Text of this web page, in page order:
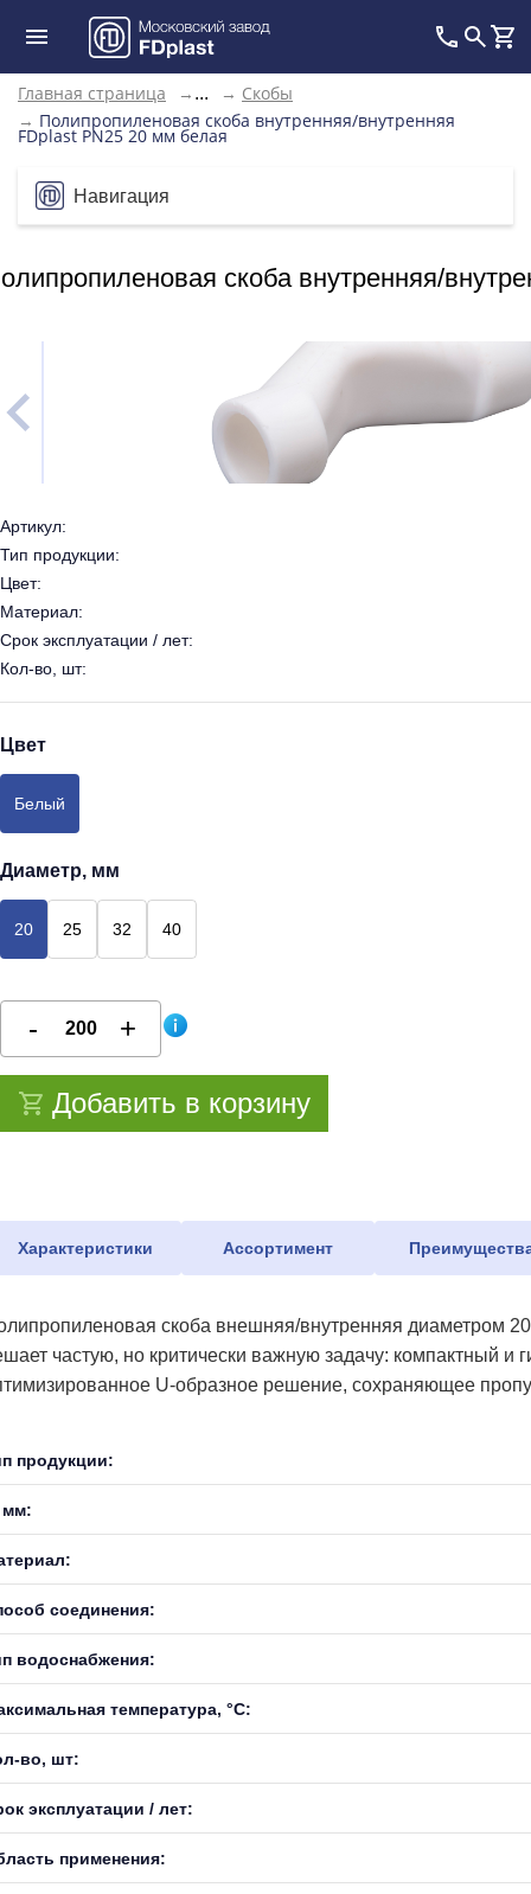
Главная страница → ... → Скобы
→ Полипропиленовая скоба внутренняя/внутренняя
FDplast PN25 20 мм белая
Навигация
скоба внутренняя/
Артикул:
Тип продукции:
Цвет:
Материал:
Срок эксплуатации / лет:
Кол-во, шт:
Цвет
Белый
Диаметр, мм
20 25 32 40
Добавить в корзину
Характеристики Ассортимент
скоба внешняя/внутренняя диаметром
частую, но критически важную задачу: компактный и
U-образное решение, сохраняющее
продукции:
мм:
соединения:
водоснабжения:
температура, °С:
во, шт:
эксплуатации / лет:
применения: